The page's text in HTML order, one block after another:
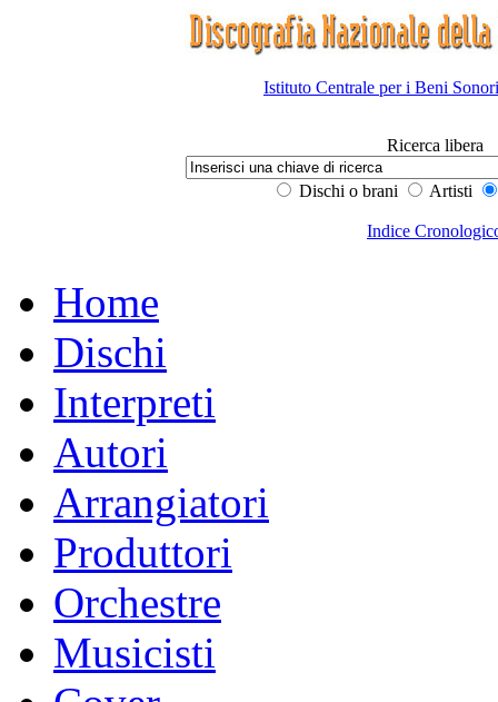
Istituto Centrale per i Beni
Ricerca libera
Dischi o brani Artisti
Indice
Home
Dischi
Interpreti
Autori
Arrangiatori
Produttori
Orchestre
Musicisti